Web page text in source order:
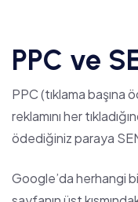
PPC ve
PPC (tıklama başına
reklamını her
ödediğiniz paraya
Google’da herhangi